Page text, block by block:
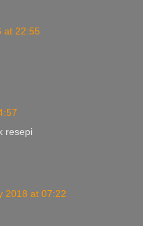
at 22:55
resepi
2018 at 07:22